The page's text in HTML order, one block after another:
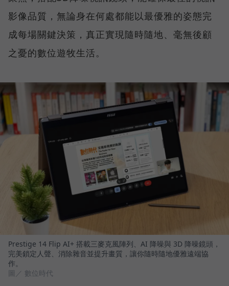
影像品質，無論身在何處都能以最優雅的姿態完
成每場關鍵決策，真正實現隨時隨地、毫無後顧
之憂的數位遊牧生活。
Prestige 14 Flip AI+ 搭載三麥克風陣列、AI 降噪與 3D 降噪鏡頭，
完美鎖定人聲、消除雜音並提升畫質，讓你隨時隨地優雅遠端協
作。
圖／ 數位時代